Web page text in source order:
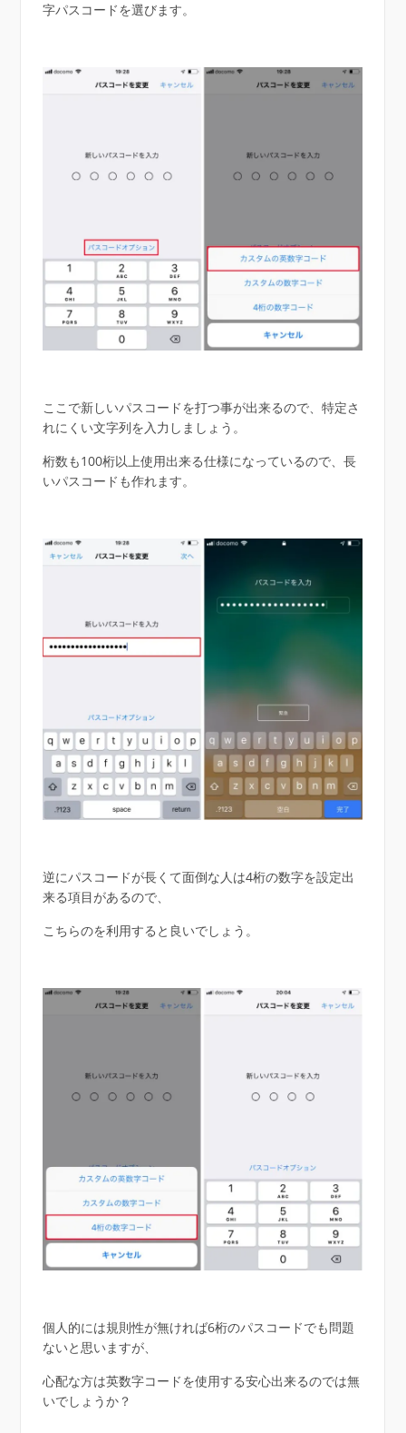
字パスコードを選びます。
ここで新しいパスコードを打つ事が出来るので、特定さ
れにくい文字列を入力しましょう。
桁数も100桁以上使用出来る仕様になっているので、長
いパスコードも作れます。
逆にパスコードが長くて面倒な人は4桁の数字を設定出
来る項目があるので、
こちらのを利用すると良いでしょう。
個人的には規則性が無ければ6桁のパスコードでも問題
ないと思いますが、
心配な方は英数字コードを使用する安心出来るのでは無
いでしょうか？